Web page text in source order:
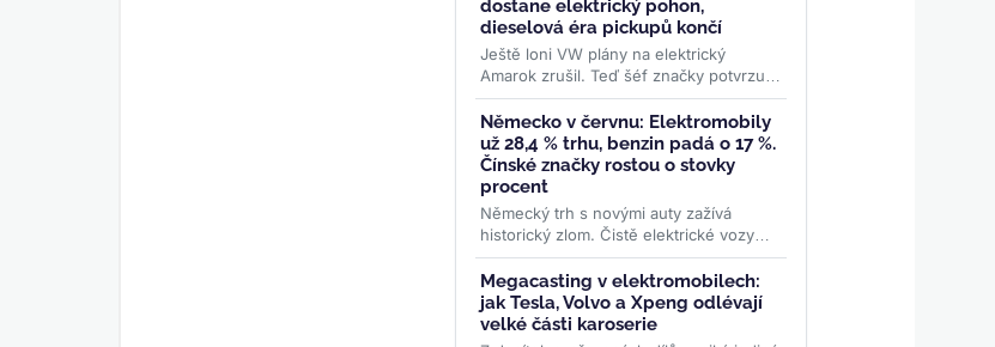
dostane elektrický pohon,
dieselová éra pickupů končí
Ještě loni VW plány na elektrický
Amarok zrušil. Teď šéf značky potvrzuje
pravý opak: třetí generace oblíbeného
pickupu dostane PHEV i...>>
Německo v červnu: Elektromobily
už 28,4 % trhu, benzin padá o 17 %.
Čínské značky rostou o stovky
procent
Německý trh s novými auty zažívá
historický zlom. Čistě elektrické vozy
dosáhly v červnu 28,4% podílu a
meziročně vyskočily o 78 %....>>
Megacasting v elektromobilech:
jak Tesla, Volvo a Xpeng odlévají
velké části karoserie